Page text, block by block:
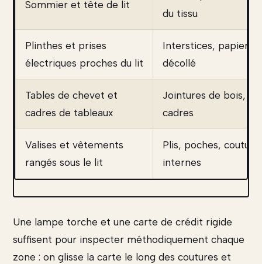
Sommier et tête de lit
du tissu
Plinthes et prises
électriques proches du lit
Interstices, papier
décollé
Tables de chevet et
cadres de tableaux
Jointures de bois,
cadres
Valises et vêtements
rangés sous le lit
Plis, poches,
internes
Une lampe torche et une carte de crédit rigide
suffisent pour inspecter méthodiquement chaque
zone : on glisse la carte le long des coutures et